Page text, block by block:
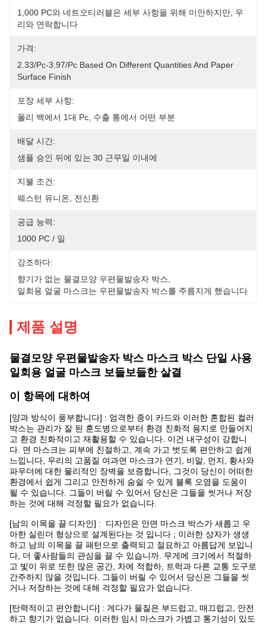
1,000 PC와 네트오티러블은 세부 사항을 위해 미안하지만, 우
리와 연락합니다
가격:
2.33/pc-3.97/pc Based On Different Quantities And Paper
Surface Finish
포장 세부 사항:
폴리 백에서 1대 Pc, 수출 통에서 어떤 부분
배달 시간:
샘플 승인 뒤에 있는 30 근무일 이내에
지불 조건:
웨스턴 유니온, 전신환
공급 능력:
1000 PC / 일
강조하다:
향기가 없는 물결모양 우편물발송자 박스
일회용 얼굴 마스크는 우편물발송자 박스를 주름지게 했습니다
제품 설명
물결모양 우편물발송자 박스 마스크 박스 단일 사용
일회용 얼굴 마스크 보들보들한 살결
이 항목에 대하여
[양과 방식이 풍부합니다] : 엄격한 종이 카드와 이러한 혼합된 컬러
박스는 관리가 잘 된 훈도병으로부터 환경 친화적 용지로 만들어지
고 환경 친화적이고 재활용할 수 있습니다. 이건 내구성이 강합니
다. 면 마스크는 피부에 친절하고, 계속 가고 벗도록 편안하고 쉽게
느낍니다, 우리의 고품질 여과면 마스크가 연기, 비말, 먼지, 황사와
파우더에 대한 물리적인 장벽을 보증합니다, 그것이 당신이 어떠한
환경에서 쉽게 그리고 안전하게 숨쉴 수 있게 블록 오염을 도움이
될 수 있습니다. 그들이 버릴 수 있어서 당신은 그들을 씻거나 저장
하는 것에 대해 걱정할 필요가 없습니다.
[남의 이목을 끌 디자인] : 디자인은 안면 마스크 박스가 새롭고 우
아한 실린더 형상으로 설계된다는 것 입니다 ; 이러한 상자가 생생
하고 남의 이목을 끌 패턴으로 출력되고 절묘하고 아름답게 보입니
다, 더 좋사람들의 관심을 끌 수 있습니까. 무게에 크기에서 적절하
고 빛이 위로 또한 많은 공간, 차에 적합하, 트럭과 다른 교통 도구로
간주하지 않을 것입니다. 그들이 버릴 수 있어서 당신은 그들을 씻
거나 저장하는 것에 대해 걱정할 필요가 없습니다.
[탄력적이고 편안합니다] : 게다가 물질은 부드럽고, 매끄럽고, 안전
하고 향기가 없습니다. 이러한 임시 마스크가 가볍고 통기성이 있도